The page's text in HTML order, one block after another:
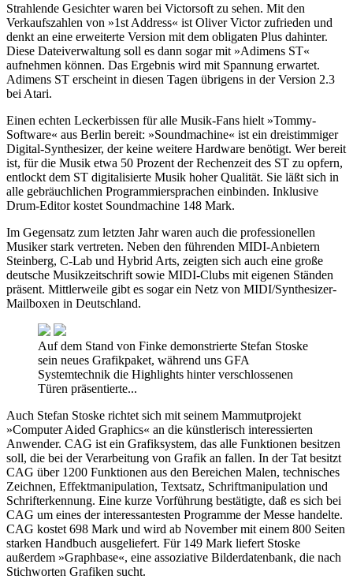
Strahlende Gesichter waren bei Victorsoft zu sehen. Mit den
Verkaufszahlen von »1st Address« ist Oliver Victor zufrieden und
denkt an eine erweiterte Version mit dem obligaten Plus dahinter.
Diese Dateiverwaltung soll es dann sogar mit »Adimens ST«
aufnehmen können. Das Ergebnis wird mit Spannung erwartet.
Adimens ST erscheint in diesen Tagen übrigens in der Version 2.3
bei Atari.
Einen echten Leckerbissen für alle Musik-Fans hielt »Tommy-
Software« aus Berlin bereit: »Soundmachine« ist ein dreistimmiger
Digital-Synthesizer, der keine weitere Hardware benötigt. Wer bereit
ist, für die Musik etwa 50 Prozent der Rechenzeit des ST zu opfern,
entlockt dem ST digitalisierte Musik hoher Qualität. Sie läßt sich in
alle gebräuchlichen Programmiersprachen einbinden. Inklusive
Drum-Editor kostet Soundmachine 148 Mark.
Im Gegensatz zum letzten Jahr waren auch die professionellen
Musiker stark vertreten. Neben den führenden MIDI-Anbietern
Steinberg, C-Lab und Hybrid Arts, zeigten sich auch eine große
deutsche Musikzeitschrift sowie MIDI-Clubs mit eigenen Ständen
präsent. Mittlerweile gibt es sogar ein Netz von MIDI/Synthesizer-
Mailboxen in Deutschland.
Auf dem Stand von Finke demonstrierte Stefan Stoske
sein neues Grafikpaket, während uns GFA
Systemtechnik die Highlights hinter verschlossenen
Türen präsentierte...
Auch Stefan Stoske richtet sich mit seinem Mammutprojekt
»Computer Aided Graphics« an die künstlerisch interessierten
Anwender. CAG ist ein Grafiksystem, das alle Funktionen besitzen
soll, die bei der Verarbeitung von Grafik an fallen. In der Tat besitzt
CAG über 1200 Funktionen aus den Bereichen Malen, technisches
Zeichnen, Effektmanipulation, Textsatz, Schriftmanipulation und
Schrifterkennung. Eine kurze Vorführung bestätigte, daß es sich bei
CAG um eines der interessantesten Programme der Messe handelte.
CAG kostet 698 Mark und wird ab November mit einem 800 Seiten
starken Handbuch ausgeliefert. Für 149 Mark liefert Stoske
außerdem »Graphbase«, eine assoziative Bilderdatenbank, die nach
Stichworten Grafiken sucht.